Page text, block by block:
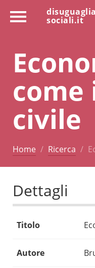
sociali.it
come
civile
Home Ricerca
Dettagli
Titolo
Autore